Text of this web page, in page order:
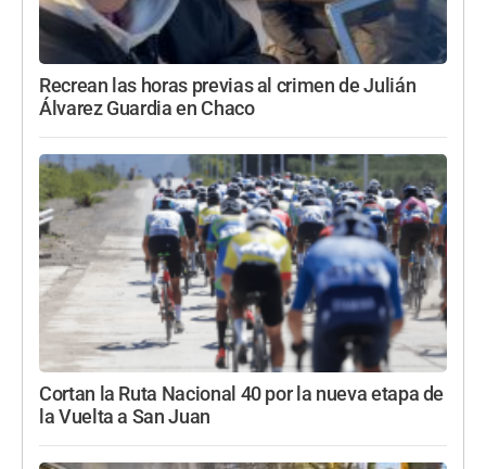
Recrean las horas previas al crimen de Julián
Álvarez Guardia en Chaco
Cortan la Ruta Nacional 40 por la nueva etapa de
la Vuelta a San Juan